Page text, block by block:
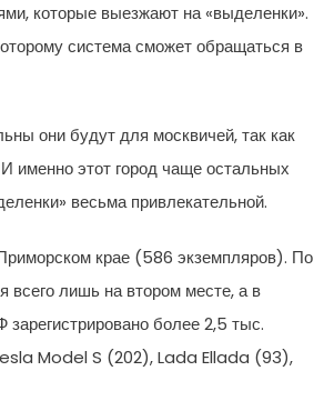
которые выезжают на «выделенки».
система сможет обращаться в
они будут для москвичей, так как
именно этот город чаще остальных
весьма привлекательной.
крае (586 экземпляров). По
всего лишь на втором месте, а в
более 2,5 тыс.
Model S (202), Lada Ellada (93),